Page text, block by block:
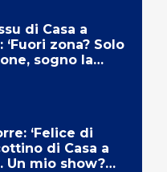
di Casa a
‘Fuori zona? Solo
sogno la
‘Felice di
di Casa a
Un mio show?